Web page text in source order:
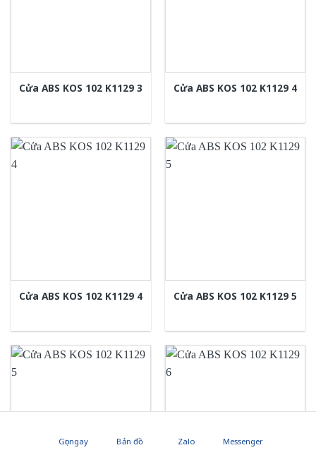
Cửa ABS KOS 102 K1129 3 Cửa ABS KOS 102 K1129 4
Cửa ABS KOS 102 K1129 4 Cửa ABS KOS 102 K1129 5
Gọi ngay Bản đồ Zalo Messenger